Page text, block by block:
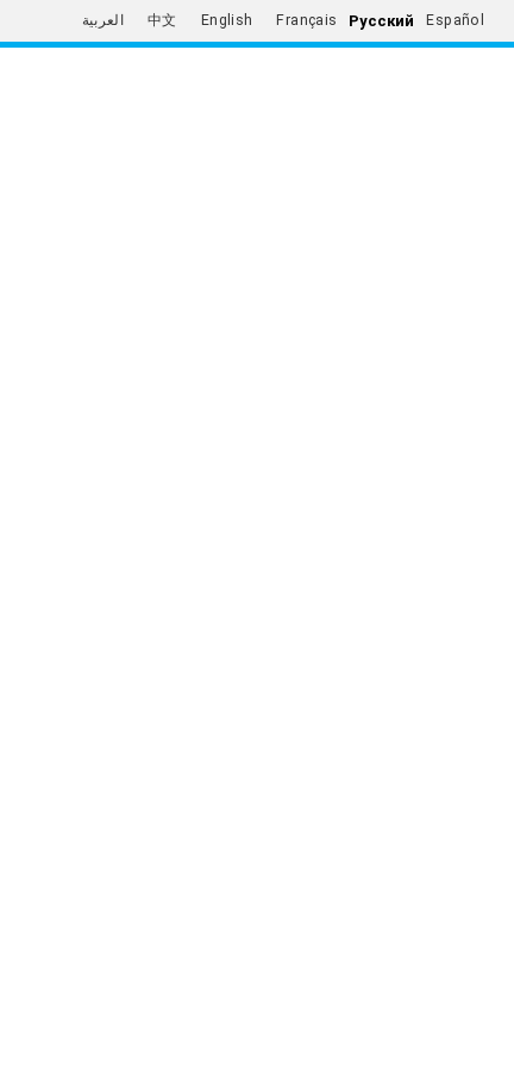
العربية 中文 English Français Русский Español